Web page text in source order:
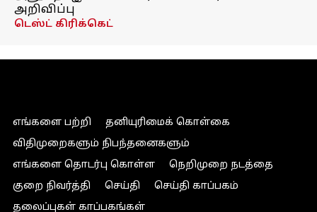
அறிவிப்பு
டெஸ்ட் கிரிக்கெட்
எங்களை பற்றி
தனியுரிமைக் கொள்கை
விதிமுறைகளும் நிபந்தனைகளும்
எங்களை தொடர்பு கொள்ள
நெறிமுறை நடத்தை
குறை நிவர்த்தி
செய்தி
செய்தி காப்பகம்
தலைப்புகள் காப்பகங்கள்